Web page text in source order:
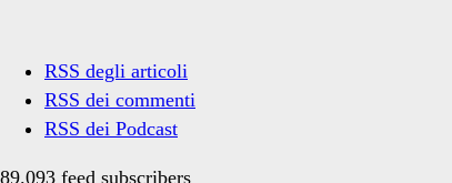
RSS degli articoli
RSS dei commenti
RSS dei Podcast
89.093 feed subscribers